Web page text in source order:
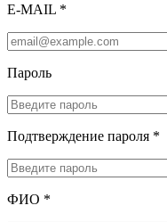
E-MAIL *
Пароль
Подтверждение пароля *
ФИО *